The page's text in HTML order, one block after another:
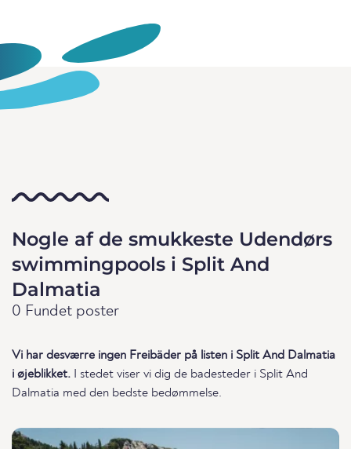
Nogle af de smukkeste Udendørs
swimmingpools i Split And
Dalmatia
0 Fundet poster
Vi har desværre ingen Freibäder på listen i Split And Dalmatia
i øjeblikket. I stedet viser vi dig de badesteder i Split And
Dalmatia med den bedste bedømmelse.